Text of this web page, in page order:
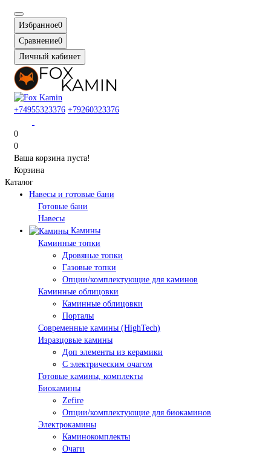
Избранное0
Сравнение0
Личный кабинет
+74955323376 +79260323376
0
0
Ваша корзина пуста!
Корзина
Каталог
Навесы и готовые бани
Готовые бани
Навесы
Камины
Каминные топки
Дровяные топки
Газовые топки
Опции/комплектующие для каминов
Каминные облицовки
Каминные облицовки
Порталы
Современные камины (HighTech)
Изразцовые камины
Доп элементы из керамики
С электрическим очагом
Готовые камины, комплекты
Биокамины
Zefire
Опции/комплектующие для биокаминов
Электрокамины
Каминокомплекты
Очаги